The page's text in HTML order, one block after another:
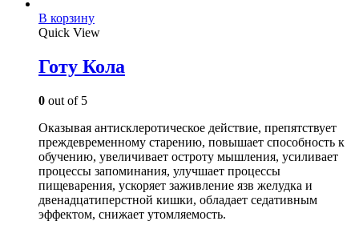
В корзину
Quick View
Готу Кола
0 out of 5
Оказывая антисклеротическое действие, препятствует
преждевременному старению, повышает способность к
обучению, увеличивает остроту мышления, усиливает
процессы запоминания, улучшает процессы
пищеварения, ускоряет заживление язв желудка и
двенадцатиперстной кишки, обладает седативным
эффектом, снижает утомляемость.